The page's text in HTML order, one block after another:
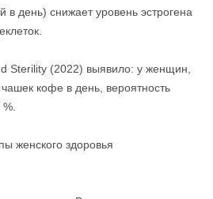
в день) снижает уровень эстрогена
Sterility (2022) выявило: у женщин,
кофе в день, вероятность
%.
женского здоровья